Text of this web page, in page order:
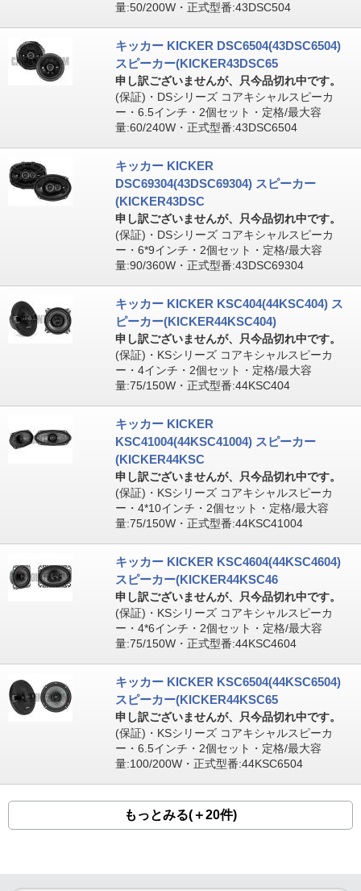
量:50/200W・正式型番:43DSC504
キッカー KICKER DSC6504(43DSC6504)
スピーカー(KICKER43DSC65
申し訳ございませんが、只今品切れ中です。
(保証)・DSシリーズ コアキシャルスピーカ
ー・6.5インチ・2個セット・定格/最大容
量:60/240W・正式型番:43DSC6504
キッカー KICKER
DSC69304(43DSC69304) スピーカー
(KICKER43DSC
申し訳ございませんが、只今品切れ中です。
(保証)・DSシリーズ コアキシャルスピーカ
ー・6*9インチ・2個セット・定格/最大容
量:90/360W・正式型番:43DSC69304
キッカー KICKER KSC404(44KSC404) ス
ピーカー(KICKER44KSC404)
申し訳ございませんが、只今品切れ中です。
(保証)・KSシリーズ コアキシャルスピーカ
ー・4インチ・2個セット・定格/最大容
量:75/150W・正式型番:44KSC404
キッカー KICKER
KSC41004(44KSC41004) スピーカー
(KICKER44KSC
申し訳ございませんが、只今品切れ中です。
(保証)・KSシリーズ コアキシャルスピーカ
ー・4*10インチ・2個セット・定格/最大容
量:75/150W・正式型番:44KSC41004
キッカー KICKER KSC4604(44KSC4604)
スピーカー(KICKER44KSC46
申し訳ございませんが、只今品切れ中です。
(保証)・KSシリーズ コアキシャルスピーカ
ー・4*6インチ・2個セット・定格/最大容
量:75/150W・正式型番:44KSC4604
キッカー KICKER KSC6504(44KSC6504)
スピーカー(KICKER44KSC65
申し訳ございませんが、只今品切れ中です。
(保証)・KSシリーズ コアキシャルスピーカ
ー・6.5インチ・2個セット・定格/最大容
量:100/200W・正式型番:44KSC6504
もっとみる(＋20件)